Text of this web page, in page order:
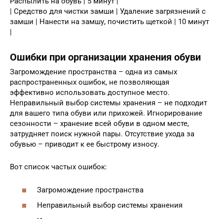
| Средство для чистки замши | Удаление загрязнений с
замши | Нанести на замшу, почистить щеткой | 10 минут
Ошибки при организации хранения обуви
Загромождение пространства – одна из самых
распространенных ошибок, не позволяющая
эффективно использовать доступное место.
Неправильный выбор системы хранения – не подходит
для вашего типа обуви или прихожей. Игнорирование
сезонности – хранение всей обуви в одном месте,
затрудняет поиск нужной пары. Отсутствие ухода за
обувью – приводит к ее быстрому износу.
Вот список частых ошибок:
Загромождение пространства
Неправильный выбор системы хранения